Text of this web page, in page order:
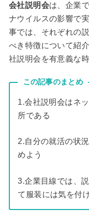
会社説明会は、企業
ナウイルスの影響で
事では、それぞれの
べき特徴について紹
社説明会を有意義な
この記事のまとめ
1.会社説明会はネ
所である
2.自分の就活の状
めよう
3.企業目線では、
て服装には気を付